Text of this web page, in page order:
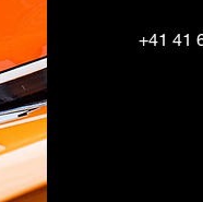
+41 41